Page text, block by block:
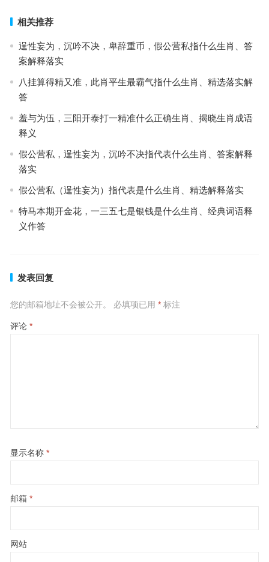
相关推荐
逞性妄为，沉吟不决，卑辞重币，假公营私指什么生肖、答
案解释落实
八挂算得精又准，此肖平生最霸气指什么生肖、精选落实解
答
羞与为伍，三阳开泰打一精准什么正确生肖、揭晓生肖成语
释义
假公营私，逞性妄为，沉吟不决指代表什么生肖、答案解释
落实
假公营私（逞性妄为）指代表是什么生肖、精选解释落实
特马本期开金花，一三五七是银钱是什么生肖、经典词语释
义作答
发表回复
您的邮箱地址不会被公开。 必填项已用 *标注
评论 *
显示名称 *
邮箱 *
网站